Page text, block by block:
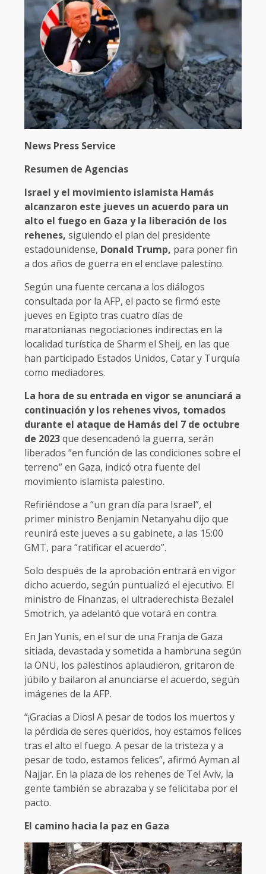
News Press Service
Resumen de Agencias
Israel y el movimiento islamista Hamás
alcanzaron este jueves un acuerdo para un
alto el fuego en Gaza y la liberación de los
rehenes, siguiendo el plan del presidente
estadounidense, Donald Trump, para poner fin
a dos años de guerra en el enclave palestino.
Según una fuente cercana a los diálogos
consultada por la AFP, el pacto se firmó este
jueves en Egipto tras cuatro días de
maratonianas negociaciones indirectas en la
localidad turística de Sharm el Sheij, en las que
han participado Estados Unidos, Catar y Turquía
como mediadores.
La hora de su entrada en vigor se anunciará a
continuación y los rehenes vivos, tomados
durante el ataque de Hamás del 7 de octubre
de 2023que desencadenó la guerra, serán
liberados “en función de las condiciones sobre el
terreno” en Gaza, indicó otra fuente del
movimiento islamista palestino.
Refiriéndose a “un gran día para Israel”, el
primer ministro Benjamin Netanyahu dijo que
reunirá este jueves a su gabinete, a las 15:00
GMT, para “ratificar el acuerdo”.
Solo después de la aprobación entrará en vigor
dicho acuerdo, según puntualizó el ejecutivo. El
ministro de Finanzas, el ultraderechista Bezalel
Smotrich, ya adelantó que votará en contra.
En Jan Yunis, en el sur de una Franja de Gaza
sitiada, devastada y sometida a hambruna según
la ONU, los palestinos aplaudieron, gritaron de
júbilo y bailaron al anunciarse el acuerdo, según
imágenes de la AFP.
“¡Gracias a Dios! A pesar de todos los muertos y
la pérdida de seres queridos, hoy estamos felices
tras el alto el fuego. A pesar de la tristeza y a
pesar de todo, estamos felices”, afirmó Ayman al
Najjar. En la plaza de los rehenes de Tel Aviv, la
gente también se abrazaba y se felicitaba por el
pacto.
El camino hacia la paz en Gaza